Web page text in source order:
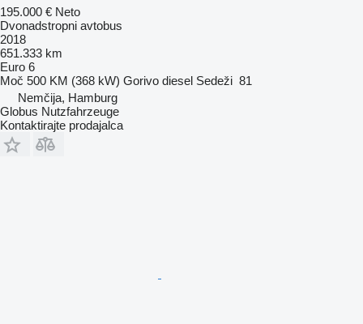
195.000 € Neto
Dvonadstropni avtobus
2018
651.333 km
Euro 6
Moč 500 KM (368 kW) Gorivo diesel Sedeži 81
Nemčija, Hamburg
Globus Nutzfahrzeuge
Kontaktirajte prodajalca